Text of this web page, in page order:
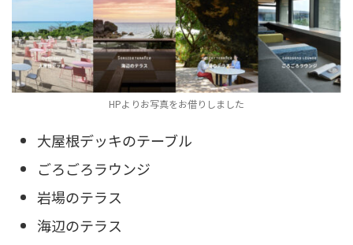
HPよりお写真をお借りしました
大屋根デッキのテーブル
ごろごろラウンジ
岩場のテラス
海辺のテラス